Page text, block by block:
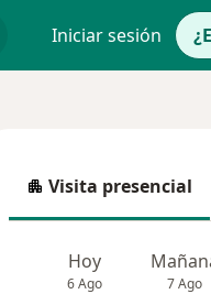
Iniciar sesión
Visita presencial
Visita presencial
Hoy
6 Ago 7 Ago